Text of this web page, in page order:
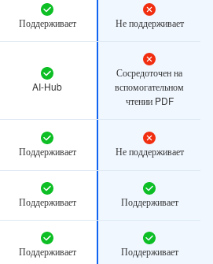
Поддерживает Не поддерживает
AI-Hub
Сосредоточен на
вспомогательном
чтении PDF
Поддерживает Не поддерживает
Поддерживает Поддерживает
Поддерживает Поддерживает